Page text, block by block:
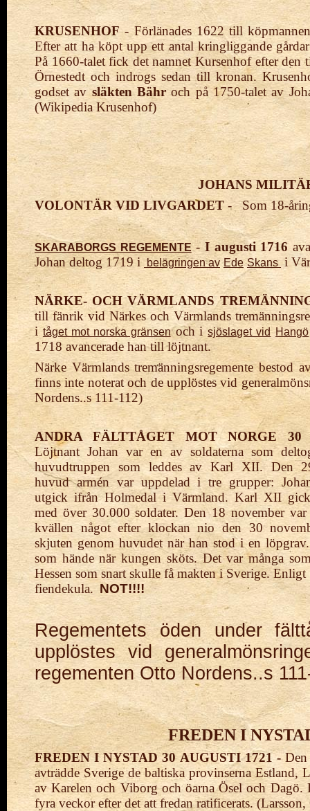
KRUSENHOF- Förlänades 1622 till
Efter att ha köpt upp ett antal kringliggande
På 1660-talet fick det namnet Kursenhof efter den
Örnestedt och indrogs sedan till kronan.
godset avsläkten Bähroch på 1750-talet av
(Wikipedia Krusenhof)
JOHANS
VOLONTÄR VID LIVGARDET - Som 18-
SKARABORGS REGEMENTE-I augusti 1716
Johan deltog 1719i belägringen av Ede Skans i
NÄRKE- OCH VÄRMLANDS
tillfänrikvid Närkes och Värmlands
itåget mot norska gränsen och isjöslaget vid Hangö
1718 avancerade han till löjtnant.
Närke Värmlands tremänningsregemente bestod
finns inte noterat och de upplöstes vid
Nordens..s 111-112)
ANDRA FÄLTTÅGET MOT NORGE
30
LöjtnantJohan var en av soldaterna som
huvudtruppen som leddes av Karl XII. Den
huvudarmén var uppdelad i tre grupper:
utgickifrån Holmedal i Värmland. Karl XII
med över 30.000soldater. Den 18 november
kvällen något efter klockan nioden 30
skjutengenom huvudet när han stod i en
som hände när kungen sköts. Det var många
Hessen som snart skulle få makten i Sverige. Enligt
fiendekula. NOT!!!!
Regementets öden under
upplöstes vid
regementen Otto Nordens..s
FREDEN I
FREDEN I NYSTAD 30 AUGUSTI 1721 -
avträdde Sverige de baltiska provinserna
av Karelen och Viborg och öarna Ösel och Dagö.
fyra veckor efter det att fredan ratificerats.